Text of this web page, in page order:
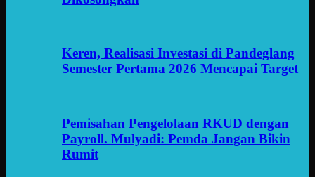
Keren, Realisasi Investasi di Pandeglang
Semester Pertama 2026 Mencapai Target
Pemisahan Pengelolaan RKUD dengan
Payroll. Mulyadi: Pemda Jangan Bikin
Rumit